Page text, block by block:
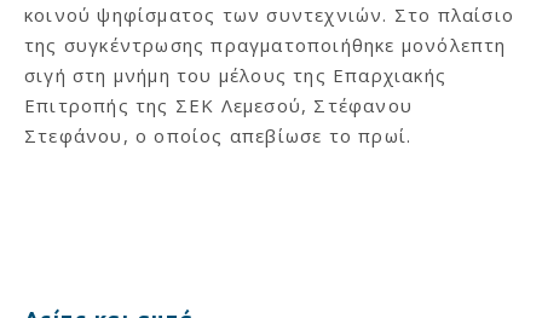
κοινού ψηφίσματος των συντεχνιών. Στο πλαίσιο
της συγκέντρωσης πραγματοποιήθηκε μονόλεπτη
σιγή στη μνήμη του μέλους της Επαρχιακής
Επιτροπής της ΣΕΚ Λεμεσού, Στέφανου
Στεφάνου, ο οποίος απεβίωσε το πρωί.